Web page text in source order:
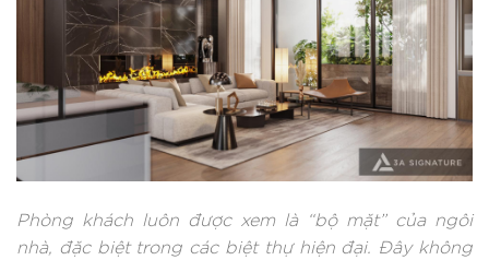
Phòng khách luôn được xem là “bộ mặt” của ngôi
nhà, đặc biệt trong các biệt thự hiện đại. Đây không